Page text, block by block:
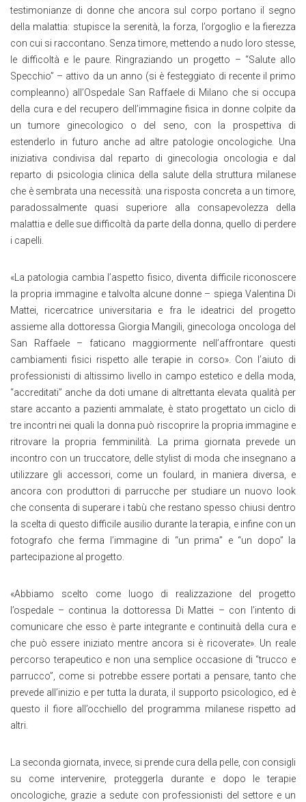
testimonianze di donne che ancora sul corpo portano il segno
della malattia: stupisce la serenità, la forza, l’orgoglio e la fierezza
con cui si raccontano. Senza timore, mettendo a nudo loro stesse,
le difficoltà e le paure. Ringraziando un progetto – “Salute allo
Specchio” – attivo da un anno (si è festeggiato di recente il primo
compleanno) all’Ospedale San Raffaele di Milano che si occupa
della cura e del recupero dell’immagine fisica in donne colpite da
un tumore ginecologico o del seno, con la prospettiva di
estenderlo in futuro anche ad altre patologie oncologiche. Una
iniziativa condivisa dal reparto di ginecologia oncologia e dal
reparto di psicologia clinica della salute della struttura milanese
che è sembrata una necessità: una risposta concreta a un timore,
paradossalmente quasi superiore alla consapevolezza della
malattia e delle sue difficoltà da parte della donna, quello di perdere
i capelli.
«La patologia cambia l’aspetto fisico, diventa difficile riconoscere
la propria immagine e talvolta alcune donne – spiega Valentina Di
Mattei, ricercatrice universitaria e fra le ideatrici del progetto
assieme alla dottoressa Giorgia Mangili, ginecologa oncologa del
San Raffaele – faticano maggiormente nell’affrontare questi
cambiamenti fisici rispetto alle terapie in corso». Con l’aiuto di
professionisti di altissimo livello in campo estetico e della moda,
“accreditati” anche da doti umane di altrettanta elevata qualità per
stare accanto a pazienti ammalate, è stato progettato un ciclo di
tre incontri nei quali la donna può riscoprire la propria immagine e
ritrovare la propria femminilità. La prima giornata prevede un
incontro con un truccatore, delle stylist di moda che insegnano a
utilizzare gli accessori, come un foulard, in maniera diversa, e
ancora con produttori di parrucche per studiare un nuovo look
che consenta di superare i tabù che restano spesso chiusi dentro
la scelta di questo difficile ausilio durante la terapia, e infine con un
fotografo che ferma l’immagine di “un prima” e “un dopo” la
partecipazione al progetto.
«Abbiamo scelto come luogo di realizzazione del progetto
l’ospedale – continua la dottoressa Di Mattei – con l’intento di
comunicare che esso è parte integrante e continuità della cura e
che può essere iniziato mentre ancora si è ricoverate». Un reale
percorso terapeutico e non una semplice occasione di “trucco e
parrucco”, come si potrebbe essere portati a pensare, tanto che
prevede all’inizio e per tutta la durata, il supporto psicologico, ed è
questo il fiore all’occhiello del programma milanese rispetto ad
altri.
La seconda giornata, invece, si prende cura della pelle, con consigli
su come intervenire, proteggerla durante e dopo le terapie
oncologiche, grazie a sedute con professionisti del settore e un